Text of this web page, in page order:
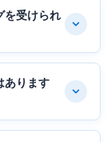
を受けられ
あります